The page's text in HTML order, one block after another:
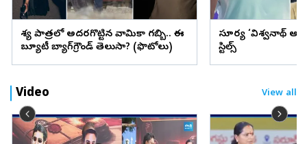
వేశ్య పాత్రలో అదరగొట్టిన వామికా గబ్బి.. ఈ
బ్యూటీ బ్యాగ్‌గ్రౌండ్‌ తెలుసా? (ఫొటోలు)
సూర్య ‘విశ్వనాథ్
స్టిల్స్
Video View all